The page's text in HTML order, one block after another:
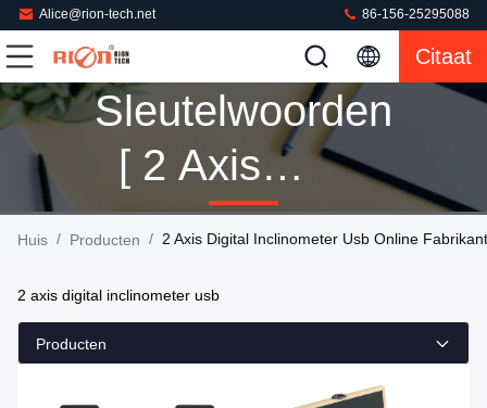
Alice@rion-tech.net 86-156-25295088
Citaat
Sleutelwoorden
[ 2 Axis
Digital
Usb ] Gelijke
71 Producten
Huis / Producten / 2 Axis Digital Inclinometer Usb Online Fabrikant
2 axis digital inclinometer usb
Producten